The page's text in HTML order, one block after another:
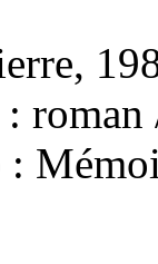
roman
: